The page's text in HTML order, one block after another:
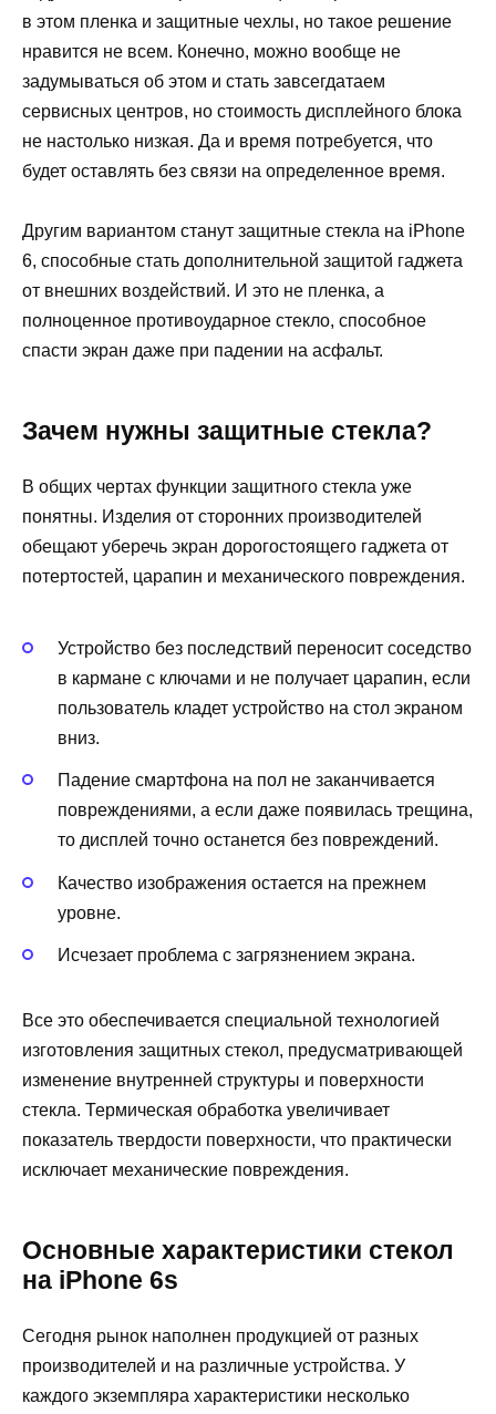
в этом пленка и защитные чехлы, но такое решение
нравится не всем. Конечно, можно вообще не
задумываться об этом и стать завсегдатаем
сервисных центров, но стоимость дисплейного блока
не настолько низкая. Да и время потребуется, что
будет оставлять без связи на определенное время.
Другим вариантом станут защитные стекла на iPhone
6, способные стать дополнительной защитой гаджета
от внешних воздействий. И это не пленка, а
полноценное противоударное стекло, способное
спасти экран даже при падении на асфальт.
Зачем нужны защитные стекла?
В общих чертах функции защитного стекла уже
понятны. Изделия от сторонних производителей
обещают уберечь экран дорогостоящего гаджета от
потертостей, царапин и механического повреждения.
Устройство без последствий переносит соседство
в кармане с ключами и не получает царапин, если
пользователь кладет устройство на стол экраном
вниз.
Падение смартфона на пол не заканчивается
повреждениями, а если даже появилась трещина,
то дисплей точно останется без повреждений.
Качество изображения остается на прежнем
уровне.
Исчезает проблема с загрязнением экрана.
Все это обеспечивается специальной технологией
изготовления защитных стекол, предусматривающей
изменение внутренней структуры и поверхности
стекла. Термическая обработка увеличивает
показатель твердости поверхности, что практически
исключает механические повреждения.
Основные характеристики стекол
на iPhone 6s
Сегодня рынок наполнен продукцией от разных
производителей и на различные устройства. У
каждого экземпляра характеристики несколько